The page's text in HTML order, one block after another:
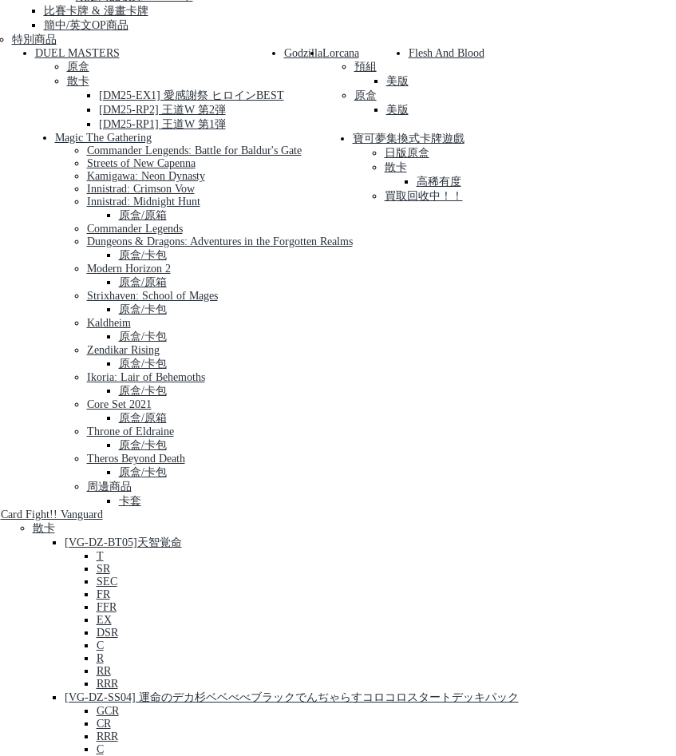
比賽卡牌 & 漫畫卡牌
簡中/英文OP商品
特別商品
DUEL MASTERS
原盒
散卡
[DM25-EX1] 愛感謝祭 ヒロインBEST
[DM25-RP2] 王道W 第2弾
[DM25-RP1] 王道W 第1弾
GodzillaLorcana
預組
美版
原盒
美版
Flesh And Blood
Magic The Gathering
Commander Lengends: Battle for Baldur's Gate
Streets of New Capenna
Kamigawa: Neon Dynasty
Innistrad: Crimson Vow
Innistrad: Midnight Hunt
原盒/原箱
Commander Legends
Dungeons & Dragons: Adventures in the Forgotten Realms
原盒/卡包
Modern Horizon 2
原盒/原箱
Strixhaven: School of Mages
原盒/卡包
Kaldheim
原盒/卡包
Zendikar Rising
原盒/卡包
Ikoria: Lair of Behemoths
原盒/卡包
Core Set 2021
原盒/原箱
Throne of Eldraine
原盒/卡包
Theros Beyond Death
原盒/卡包
周邊商品
卡套
寶可夢集換式卡牌遊戲
日版原盒
散卡
高稀有度
買取回收中！！
Card Fight!! Vanguard
散卡
[VG-DZ-BT05]天智覚命
T
SR
SEC
FR
FFR
EX
DSR
C
R
RR
RRR
[VG-DZ-SS04] 運命のデカ杉ベベべべブラックでんぢゃらすコロコロスタートデッキパック
GCR
CR
RRR
C